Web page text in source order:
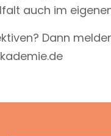
auch im
Dann